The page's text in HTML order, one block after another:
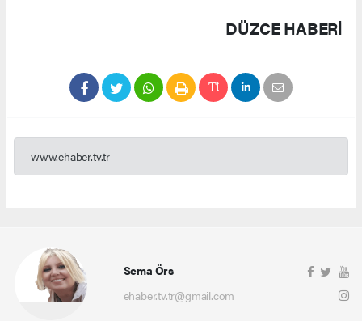
DÜZCE HABERİ
www.ehaber.tv.tr
Sema Örs
ehaber.tv.tr@gmail.com